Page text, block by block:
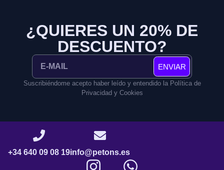
¿QUIERES UN 20% DE
DESCUENTO?
ENVIAR
Suscribiéndome acepto haber leído y entendido la Política de
Privacidad y Cookies
+34 640 09 08 19info@petons.es